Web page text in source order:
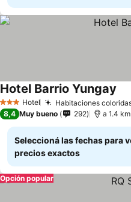
3 Estrellas
Hotel Habitaciones
Hotel Barrio Yungay
8,4 Muy bueno 292 a 1.4
Seleccioná las fechas para
precios exactos
Opción popular